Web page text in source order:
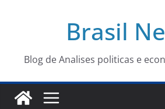
conteúdo
Brasil
Blog de Analises politicas e